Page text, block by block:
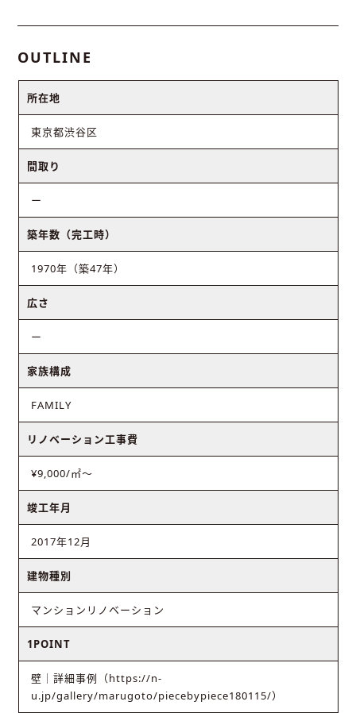
OUTLINE
所在地
東京都渋谷区
間取り
ー
築年数（完工時）
1970年（築47年）
広さ
ー
家族構成
FAMILY
リノベーション工事費
¥9,000/㎡〜
竣工年月
2017年12月
建物種別
マンションリノベーション
1POINT
壁｜詳細事例（https://n-
u.jp/gallery/marugoto/piecebypiece180115/）